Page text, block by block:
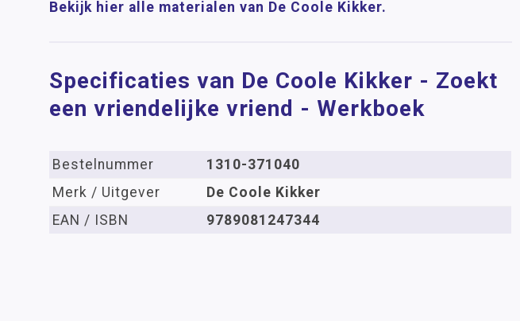
Bekijk hier alle materialen van De Coole Kikker.
Specificaties van De Coole Kikker - Zoekt
een vriendelijke vriend - Werkboek
Bestelnummer
1310-371040
Merk / Uitgever
De Coole Kikker
EAN / ISBN
9789081247344